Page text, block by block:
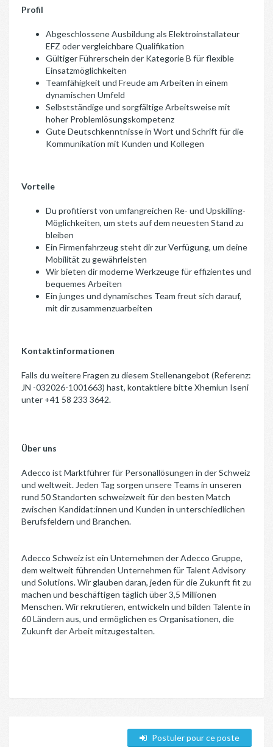
Profil
Abgeschlossene Ausbildung als Elektroinstallateur
EFZ oder vergleichbare Qualifikation
Gültiger Führerschein der Kategorie B für flexible
Einsatzmöglichkeiten
Teamfähigkeit und Freude am Arbeiten in einem
dynamischen Umfeld
Selbstständige und sorgfältige Arbeitsweise mit
hoher Problemlösungskompetenz
Gute Deutschkenntnisse in Wort und Schrift für die
Kommunikation mit Kunden und Kollegen
Vorteile
Du profitierst von umfangreichen Re- und Upskilling-
Möglichkeiten, um stets auf dem neuesten Stand zu
bleiben
Ein Firmenfahrzeug steht dir zur Verfügung, um deine
Mobilität zu gewährleisten
Wir bieten dir moderne Werkzeuge für effizientes und
bequemes Arbeiten
Ein junges und dynamisches Team freut sich darauf,
mit dir zusammenzuarbeiten
Kontaktinformationen
Falls du weitere Fragen zu diesem Stellenangebot (Referenz:
JN -032026-1001663) hast, kontaktiere bitte Xhemiun Iseni
unter +41 58 233 3642.
Über uns
Adecco ist Marktführer für Personallösungen in der Schweiz
und weltweit. Jeden Tag sorgen unsere Teams in unseren
rund 50 Standorten schweizweit für den besten Match
zwischen Kandidat:innen und Kunden in unterschiedlichen
Berufsfeldern und Branchen.
Adecco Schweiz ist ein Unternehmen der Adecco Gruppe,
dem weltweit führenden Unternehmen für Talent Advisory
und Solutions. Wir glauben daran, jeden für die Zukunft fit zu
machen und beschäftigen täglich über 3,5 Millionen
Menschen. Wir rekrutieren, entwickeln und bilden Talente in
60 Ländern aus, und ermöglichen es Organisationen, die
Zukunft der Arbeit mitzugestalten.
Postuler pour ce poste